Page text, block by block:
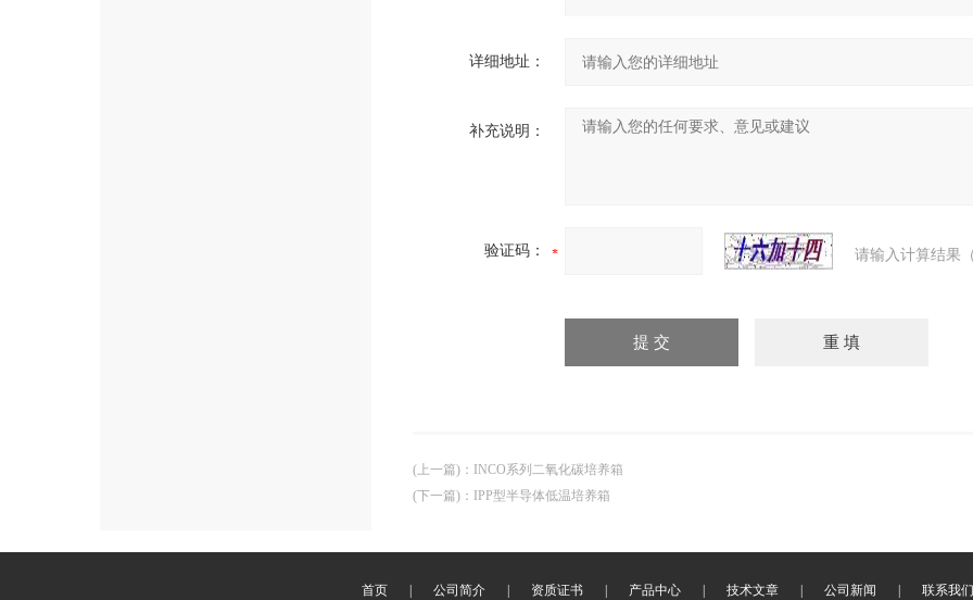
详细地址：
补充说明：
验证码： 请输入计算结果
(上一篇) ：
INCO系列二氧化碳培养箱
(下一篇) ： IPP型半导体低温培养箱
首页 公司简介 资质证书 产品中心 技术文章 公司新闻 联系我们